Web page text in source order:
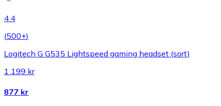
4.4
(500+)
Logitech G G535 Lightspeed gaming headset (sort)
1 199 kr
877 kr